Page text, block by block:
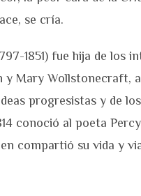
se cría.
1851) fue hija de los
y Mary Wollstonecraft,
progresistas y de
conoció al poeta
compartió su vida y